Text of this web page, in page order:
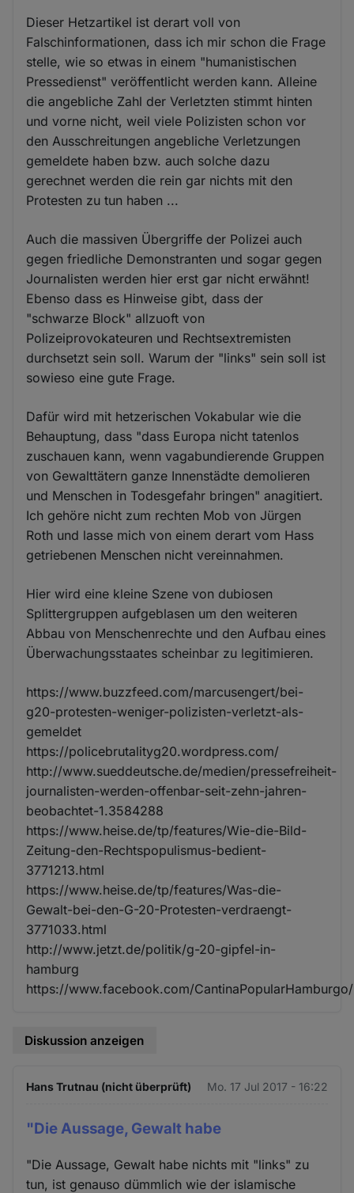
Dieser Hetzartikel ist derart voll von
Falschinformationen, dass ich mir schon die Frage
stelle, wie so etwas in einem "humanistischen
Pressedienst" veröffentlicht werden kann. Alleine
die angebliche Zahl der Verletzten stimmt hinten
und vorne nicht, weil viele Polizisten schon vor
den Ausschreitungen angebliche Verletzungen
gemeldete haben bzw. auch solche dazu
gerechnet werden die rein gar nichts mit den
Protesten zu tun haben ...
Auch die massiven Übergriffe der Polizei auch
gegen friedliche Demonstranten und sogar gegen
Journalisten werden hier erst gar nicht erwähnt!
Ebenso dass es Hinweise gibt, dass der
"schwarze Block" allzuoft von
Polizeiprovokateuren und Rechtsextremisten
durchsetzt sein soll. Warum der "links" sein soll ist
sowieso eine gute Frage.
Dafür wird mit hetzerischen Vokabular wie die
Behauptung, dass "dass Europa nicht tatenlos
zuschauen kann, wenn vagabundierende Gruppen
von Gewalttätern ganze Innenstädte demolieren
und Menschen in Todesgefahr bringen" anagitiert.
Ich gehöre nicht zum rechten Mob von Jürgen
Roth und lasse mich von einem derart vom Hass
getriebenen Menschen nicht vereinnahmen.
Hier wird eine kleine Szene von dubiosen
Splittergruppen aufgeblasen um den weiteren
Abbau von Menschenrechte und den Aufbau eines
Überwachungsstaates scheinbar zu legitimieren.
https://www.buzzfeed.com/marcusengert/bei-
g20-protesten-weniger-polizisten-verletzt-als-
gemeldet
https://policebrutalityg20.wordpress.com/
http://www.sueddeutsche.de/medien/pressefreiheit-
journalisten-werden-offenbar-seit-zehn-jahren-
beobachtet-1.3584288
https://www.heise.de/tp/features/Wie-die-Bild-
Zeitung-den-Rechtspopulismus-bedient-
3771213.html
https://www.heise.de/tp/features/Was-die-
Gewalt-bei-den-G-20-Protesten-verdraengt-
3771033.html
http://www.jetzt.de/politik/g-20-gipfel-in-
hamburg
https://www.facebook.com/
Diskussion anzeigen
Hans Trutnau (nicht überprüft) Mo. 17 Jul 2017 - 16:22
"Die Aussage, Gewalt habe
"Die Aussage, Gewalt habe nichts mit "links" zu
tun, ist genauso dümmlich wie der islamische